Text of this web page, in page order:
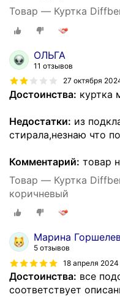
Товар — Куртка
ОЛЬГА
11 отзывов
27 октября
Достоинства: куртка
Недостатки: из
стирала,незнаю что
Комментарий: товар
Товар — Куртка
коричневый
Марина
5 отзывов
18 апреля 2024
Достоинства: все
соответствует